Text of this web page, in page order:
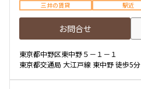
入居可能日
三井の賃貸 駅近
お問合せ
東京都中野区東中野５－１－１
東京都交通局 大江戸線 東中野 徒歩5分